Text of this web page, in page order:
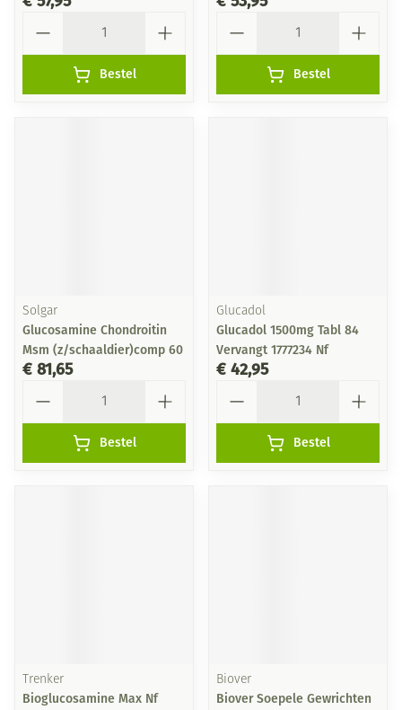
Bestel Bestel
Solgar
Glucosamine Chondroitin
Msm (z/schaaldier)comp 60
€ 81,65
Bestel
Glucadol
Glucadol 1500mg Tabl 84
Vervangt 1777234 Nf
€ 42,95
Bestel
Trenker
Bioglucosamine Max Nf
Biover
Biover Soepele Gewrichten